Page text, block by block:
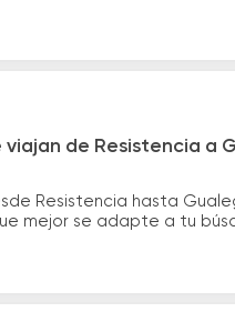
de Resistencia a
Resistencia hasta
mejor se adapte a tu